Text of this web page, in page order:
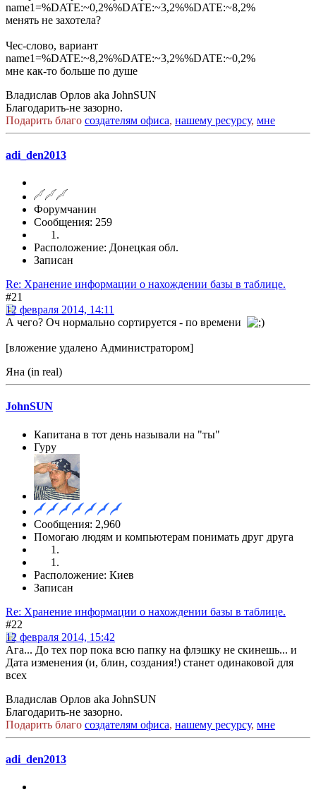
name1=%DATE:~0,2%%DATE:~3,2%%DATE:~8,2%
менять не захотела?
Чес-слово, вариант
name1=%DATE:~8,2%%DATE:~3,2%%DATE:~0,2%
мне как-то больше по душе
Владислав Орлов aka JohnSUN
Благодарить-не зазорно.
Подарить благо создателям офиса, нашему ресурсу, мне
adi_den2013
Форумчанин
Сообщения: 259
Расположение: Донецкая обл.
Записан
Re: Хранение информации о нахождении базы в таблице.
#21
12 февраля 2014, 14:11
А чего? Оч нормально сортируется - по времени
[вложение удалено Администратором]
Яна (in real)
JohnSUN
Капитана в тот день называли на "ты"
Гуру
Сообщения: 2,960
Помогаю людям и компьютерам понимать друг друга
Расположение: Киев
Записан
Re: Хранение информации о нахождении базы в таблице.
#22
12 февраля 2014, 15:42
Ага... До тех пор пока всю папку на флэшку не скинешь... и
Дата изменения (и, блин, создания!) станет одинаковой для
всех
Владислав Орлов aka JohnSUN
Благодарить-не зазорно.
Подарить благо создателям офиса, нашему ресурсу, мне
adi_den2013